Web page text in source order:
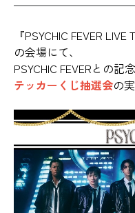
『PSYCHIC FEVER LIVE
の会場にて、
PSYCHIC FEVERとの
テッカーくじ抽選会の